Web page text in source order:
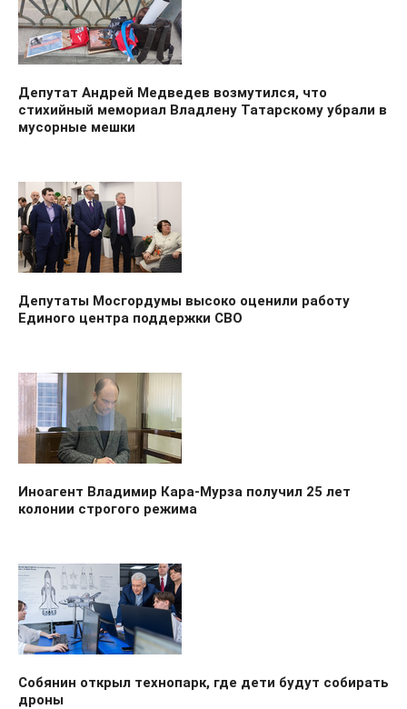
Депутат Андрей Медведев возмутился, что
стихийный мемориал Владлену Татарскому убрали в
мусорные мешки
Депутаты Мосгордумы высоко оценили работу
Единого центра поддержки СВО
Иноагент Владимир Кара-Мурза получил 25 лет
колонии строгого режима
Собянин открыл технопарк, где дети будут собирать
дроны